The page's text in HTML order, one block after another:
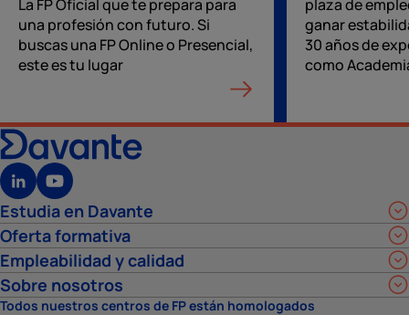
La FP Oficial que te prepara para
una profesión con futuro. Si
buscas una FP Online o Presencial,
este es tu lugar
plaza de
ganar
30 años de
como
Estudia en Davante
Oferta formativa
Empleabilidad y calidad
Sobre nosotros
Todos nuestros centros de FP están homologados